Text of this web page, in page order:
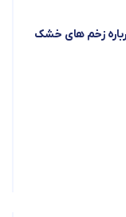
زخم های خشک